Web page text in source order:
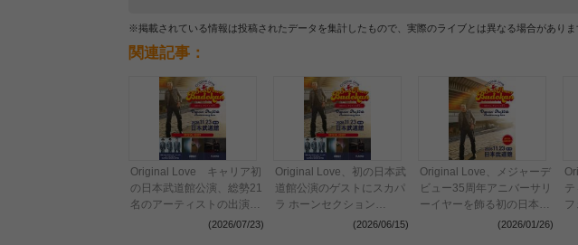
※掲載されている情報は投稿されたデータを集計したもので、実際のライブとは異なる場合がありま
関連記事：
Original Love キャリア初
の日本武道館公演、総勢21
名のアーティストの出演が
(2026/07/23)
Original Love、初の日本武
道館公演のゲストにスカパ
ラ ホーンセクション
（NARGO、GAMO、谷中
(2026/06/15)
Original Love、メジャーデ
ビュー35周年アニバーサリ
ーイヤーを飾る初の日本武
道館公演と全国ツアーが決
(2026/01/26)
テ
フ